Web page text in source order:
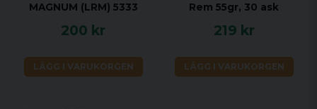
MAGNUM (LRM) 5333
200 kr
LÄGG I VARUKORGEN
Rem 55gr, 30 ask
219 kr
LÄGG I VARUKORGEN